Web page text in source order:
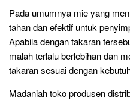
Pada umumnya mie yang
tahan dan efektif untuk
Apabila dengan takaran
malah terlalu berlebihan dan
takaran sesuai dengan
Madaniah toko produsen